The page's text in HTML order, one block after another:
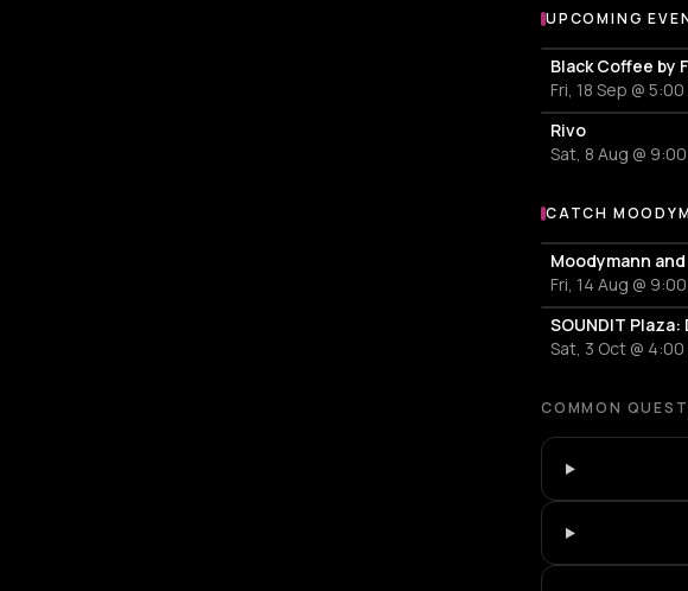
UPCOMING
Fri, 18 Sep @ 5:00
Rivo
Sat, 8 Aug @ 9:00
More events with
CATCH
Fri, 14 Aug @
SOUNDIT
Sat, 3 Oct @ 4:00
COMMON